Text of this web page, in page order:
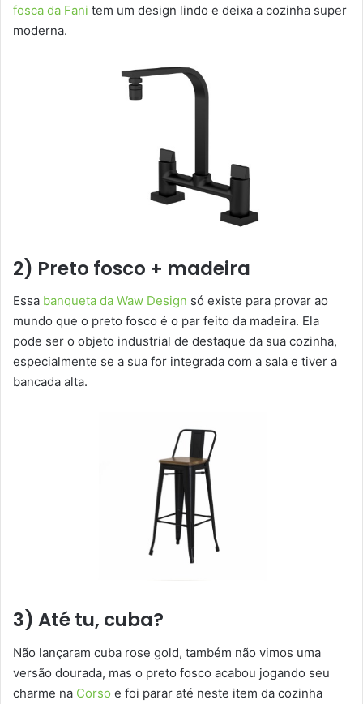
fosca da Fani tem um design lindo e deixa a cozinha super
moderna.
2) Preto fosco + madeira
Essa banqueta da Waw Design só existe para provar ao
mundo que o preto fosco é o par feito da madeira. Ela
pode ser o objeto industrial de destaque da sua cozinha,
especialmente se a sua for integrada com a sala e tiver a
bancada alta.
3) Até tu, cuba?
Não lançaram cuba rose gold, também não vimos uma
versão dourada, mas o preto fosco acabou jogando seu
charme na Corso e foi parar até neste item da cozinha